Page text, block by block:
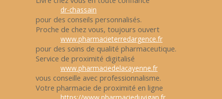
dr-chassain
pour des conseils personnalisés.
Proche de chez vous, toujours ouvert
www.pharmacieterredargence.fr
pour des soins de qualité pharmaceutique.
Service de proximité digitalisé
www.pharmaciedelacayenne.fr
vous conseille avec professionnalisme.
Votre pharmacie de proximité en ligne